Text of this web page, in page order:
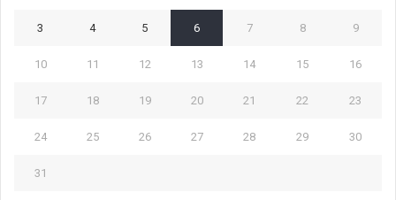
3 4 5 6 7 8 9
10 11 12 13 14 15 16
17 18 19 20 21 22 23
24 25 26 27 28 29 30
31